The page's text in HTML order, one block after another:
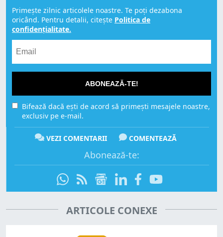
Primește zilnic articolele noastre. Te poți dezabona
oricând. Pentru detalii, citește Politica de
confidențialitate.
ABONEAZĂ-TE!
Bifează dacă ești de acord să primești mesajele noastre,
exclusiv pe e-mail.
VEZI COMENTARII COMENTEAZĂ
Abonează-te:
ARTICOLE CONEXE